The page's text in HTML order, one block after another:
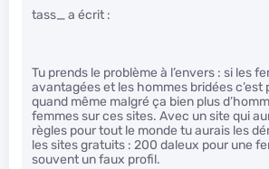
tass_ a écrit :
Tu prends le problème à l’envers : si les
avantagées et les hommes bridées c’est
quand même malgré ça bien plus
femmes sur ces sites. Avec un site qui
règles pour tout le monde tu aurais les
les sites gratuits : 200 daleux pour une
souvent un faux profil.